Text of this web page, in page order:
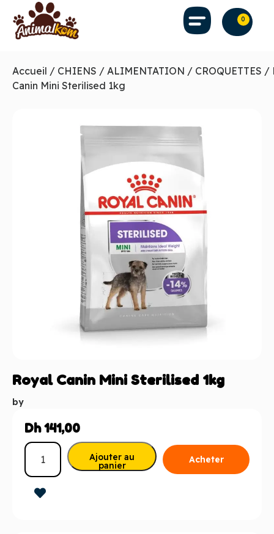
0
Accueil / CHIENS / ALIMENTATION / CROQUETTES /
Canin Mini Sterilised 1kg
Royal Canin Mini Sterilised 1kg
by
Dh141,00
Ajouter au
panier
Acheter